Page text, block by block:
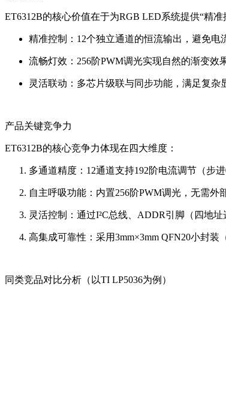
ET6312B的核心价值在于为RGB LED系统提供“精
精准控制：12个独立通道的恒流输出，避免电
流畅灯效：256阶PWM调光实现自然的渐变效
灵活联动：多芯片级联与同步功能，满足复杂
产品关键竞争力
ET6312B的核心竞争力体现在四大维度：
多通道精度：12通道支持192阶电流调节（步
自主呼吸功能：内置256阶PWM调光，无需外
灵活控制：通过I²C总线、ADDR引脚（四地
高集成可靠性：采用3mm×3mm QFN20小封
同类竞品对比分析（以TI LP5036为例）